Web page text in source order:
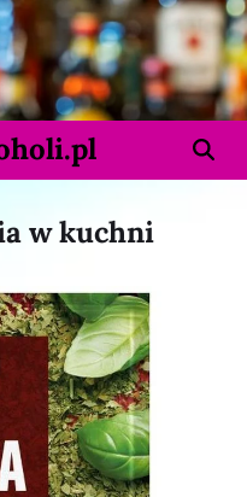
w kuchni